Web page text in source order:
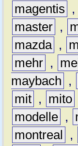
magentis
,
master ,
mazda ,
mehr ,
maybach
,
mit , mito
modelle ,
montreal
,